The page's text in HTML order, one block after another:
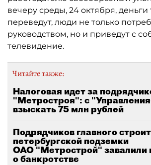
вечеру среды, 24 октября, деньги
переведут, люди не только
руководством, но и приведут с
телевидение.
Читайте также:
Налоговая идет за
"Метростроя": с
взыскать 75 млн рублей
Подрядчиков главного
петербургской подземки
ОАО "Метрострой" завалили
о банкротстве